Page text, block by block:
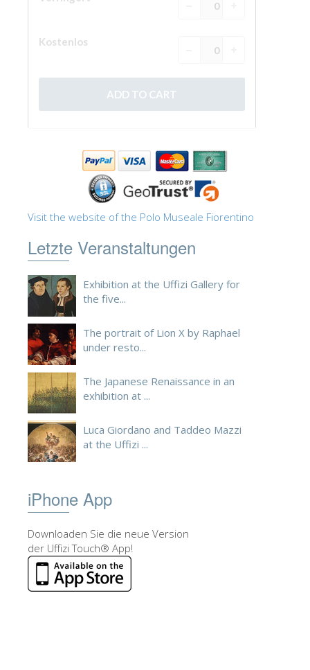
Visit the website of the Polo Museale Fiorentino
Letzte Veranstaltungen
Exhibition at the Uffizi Gallery for
the five...
The portrait of Lion X by Raphael
under resto...
The Japanese Renaissance in an
exhibition at ...
Luca Giordano and Taddeo Mazzi
at the Uffizi ...
iPhone App
Downloaden Sie die neue Version
der Uffizi Touch® App!